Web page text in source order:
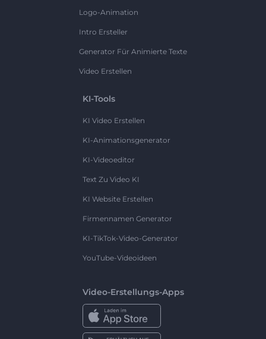
Logo-Animation
Intro Ersteller
Generator Für Animierte Texte
Video Erstellen
KI-Tools
KI Video Erstellen
KI-Animationsgenerator
KI-Videoeditor
Text Zu Video KI
KI Website Erstellen
Firmennamen Generator
KI-TikTok-Video-Generator
YouTube-Videoideen
Video-Erstellungs-Apps